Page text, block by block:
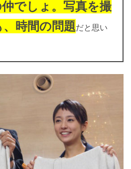
でしょ。写真を撮
時間の問題だと思い